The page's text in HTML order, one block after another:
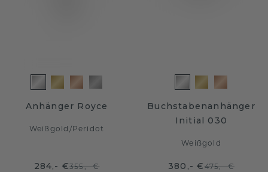
Anhänger Royce
Weißgold /Peridot
284,- €355,- €
Buchstabenanhänger
Initial 030
Weißgold
380,- €475,- €